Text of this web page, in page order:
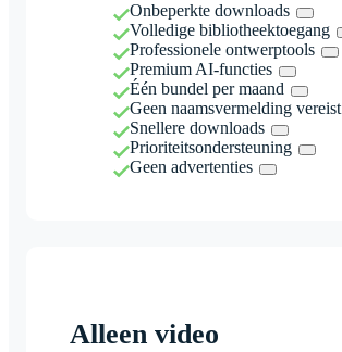
Onbeperkte downloads
Volledige bibliotheektoegang
Professionele ontwerptools
Premium AI-functies
Één bundel per maand
Geen naamsvermelding vereist
Snellere downloads
Prioriteitsondersteuning
Geen advertenties
Alleen video